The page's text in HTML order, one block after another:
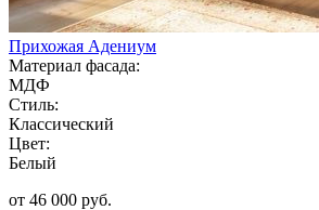
Прихожая Адениум
Материал фасада:
МДФ
Стиль:
Классический
Цвет:
Белый
от 46 000 руб.